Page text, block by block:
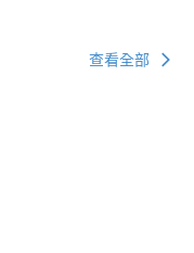
查看全部